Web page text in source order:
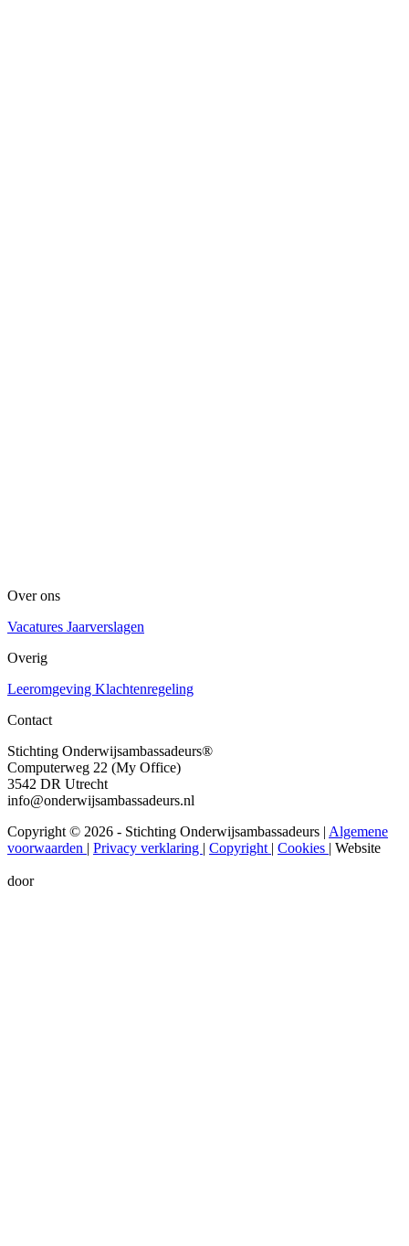
Over ons
Vacatures Jaarverslagen
Overig
Leeromgeving Klachtenregeling
Contact
Stichting Onderwijsambassadeurs®
Computerweg 22 (My Office)
3542 DR Utrecht
info@onderwijsambassadeurs.nl
Copyright © 2026 - Stichting Onderwijsambassadeurs | Algemene
voorwaarden | Privacy verklaring | Copyright | Cookies | Website
door